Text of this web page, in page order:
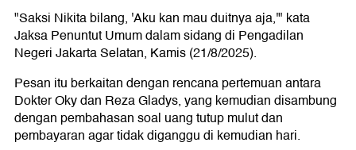
"Saksi Nikita bilang, 'Aku kan mau duitnya aja,'" kata
Jaksa Penuntut Umum dalam sidang di Pengadilan
Negeri Jakarta Selatan, Kamis (21/8/2025).
Pesan itu berkaitan dengan rencana pertemuan antara
Dokter Oky dan Reza Gladys, yang kemudian disambung
dengan pembahasan soal uang tutup mulut dan
pembayaran agar tidak diganggu di kemudian hari.